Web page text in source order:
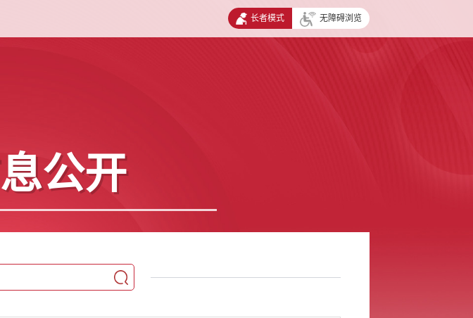
长者模式 无障碍浏览
公开